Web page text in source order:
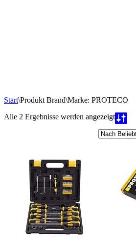
Start\Produkt Brand\Marke: PROTECO
Alle 2 Ergebnisse werden angezeigtNach
sortiert